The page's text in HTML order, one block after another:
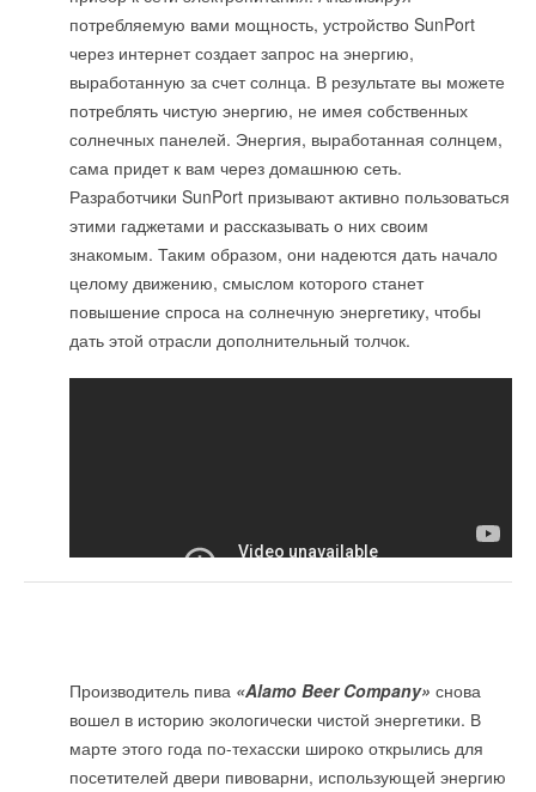
потребляемую вами мощность, устройство SunPort
через интернет создает запрос на энергию,
выработанную за счет солнца. В результате вы можете
потреблять чистую энергию, не имея собственных
солнечных панелей. Энергия, выработанная солнцем,
сама придет к вам через домашнюю сеть.
Разработчики SunPort призывают активно пользоваться
этими гаджетами и рассказывать о них своим
знакомым. Таким образом, они надеются дать начало
целому движению, смыслом которого станет
повышение спроса на солнечную энергетику, чтобы
дать этой отрасли дополнительный толчок.
Производитель пива «Alamo Beer Company» снова
вошел в историю экологически чистой энергетики. В
марте этого года по-техасски широко открылись для
посетителей двери пивоварни, использующей энергию
Уведомления отключены
Комментарии
Добавить комментарий
Ваше имя *